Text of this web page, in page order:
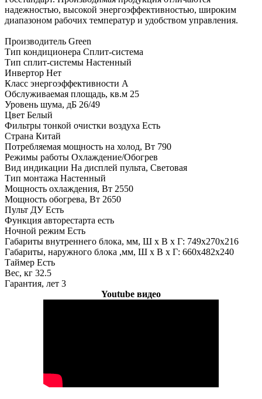
надежностью, высокой энергоэффективностью, широким
диапазоном рабочих температур и удобством управления.
Производитель Green
Тип кондиционера Сплит-система
Тип сплит-системы Настенный
Инвертор Нет
Класс энергоэффективности A
Обслуживаемая площадь, кв.м 25
Уровень шума, дБ 26/49
Цвет Белый
Фильтры тонкой очистки воздуха Есть
Страна Китай
Потребляемая мощность на холод, Вт 790
Режимы работы Охлаждение/Обогрев
Вид индикации На дисплей пульта, Световая
Тип монтажа Настенный
Мощность охлаждения, Вт 2550
Мощность обогрева, Вт 2650
Пульт ДУ Есть
Функция авторестарта есть
Ночной режим Есть
Габариты внутреннего блока, мм, Ш x В x Г: 749x270x216
Габариты, наружного блока ,мм, Ш x В x Г: 660x482x240
Таймер Есть
Вес, кг 32.5
Гарантия, лет 3
Youtube видео